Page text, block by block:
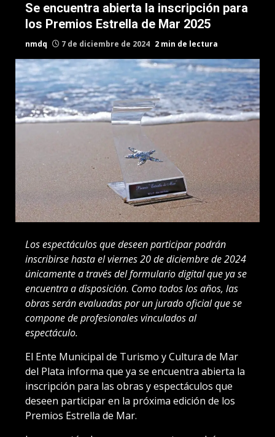
Se encuentra abierta la inscripción para
los Premios Estrella de Mar 2025
nmdq 7 de diciembre de 2024 2 min de lectura
Los espectáculos que deseen participar podrán
inscribirse hasta el viernes 20 de diciembre de 2024
únicamente a través del formulario digital que ya se
encuentra a disposición. Como todos los años, las
obras serán evaluadas por un jurado oficial que se
compone de profesionales vinculados al
espectáculo.
El Ente Municipal de Turismo y Cultura de Mar
del Plata informa que ya se encuentra abierta la
inscripción para las obras y espectáculos que
deseen participar en la próxima edición de los
Premios Estrella de Mar.